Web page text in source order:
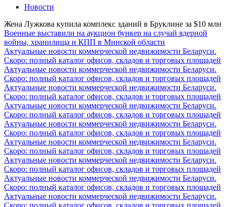
Новости
Жена Лужкова купила комплекс зданий в Бруклине за $10 млн
Военные выставили на аукцион бункер на случай ядерной
войны, хранилища и КПП в Минской области
Актуальные новости коммерческой недвижимости Беларуси.
Скоро: полный каталог офисов, складов и торговых площадей
Актуальные новости коммерческой недвижимости Беларуси.
Скоро: полный каталог офисов, складов и торговых площадей
Актуальные новости коммерческой недвижимости Беларуси.
Скоро: полный каталог офисов, складов и торговых площадей
Актуальные новости коммерческой недвижимости Беларуси.
Скоро: полный каталог офисов, складов и торговых площадей
Актуальные новости коммерческой недвижимости Беларуси.
Скоро: полный каталог офисов, складов и торговых площадей
Актуальные новости коммерческой недвижимости Беларуси.
Скоро: полный каталог офисов, складов и торговых площадей
Актуальные новости коммерческой недвижимости Беларуси.
Скоро: полный каталог офисов, складов и торговых площадей
Актуальные новости коммерческой недвижимости Беларуси.
Скоро: полный каталог офисов, складов и торговых площадей
Актуальные новости коммерческой недвижимости Беларуси.
Скоро: полный каталог офисов, складов и торговых площадей